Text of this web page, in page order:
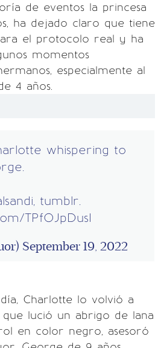
de eventos la princesa
ha dejado claro que tiene
el protocolo real y ha
momentos
especialmente al
4 años.
whispering to
tumblr.
TPfOJpDusI
September 19, 2022
Charlotte lo volvió a
que lució un abrigo de lana
en color negro, asesoró